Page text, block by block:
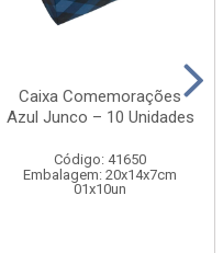
Caixa Comemorações
Azul Junco – 10 Unidades
Código: 41650
Embalagem: 20x14x7cm
01x10un